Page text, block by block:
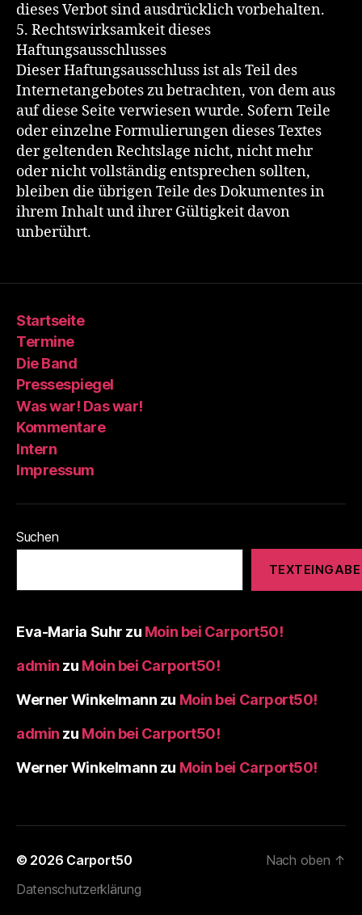
dieses Verbot sind ausdrücklich vorbehalten.
5. Rechtswirksamkeit dieses
Haftungsausschlusses
Dieser Haftungsausschluss ist als Teil des
Internetangebotes zu betrachten, von dem aus
auf diese Seite verwiesen wurde. Sofern Teile
oder einzelne Formulierungen dieses Textes
der geltenden Rechtslage nicht, nicht mehr
oder nicht vollständig entsprechen sollten,
bleiben die übrigen Teile des Dokumentes in
ihrem Inhalt und ihrer Gültigkeit davon
unberührt.
Startseite
Termine
Die Band
Pressespiegel
Was war! Das war!
Kommentare
Intern
Impressum
Suchen
TEXTEINGABE
Eva-Maria Suhr zu Moin bei Carport50!
admin zu Moin bei Carport50!
Werner Winkelmann zu Moin bei Carport50!
admin zu Moin bei Carport50!
Werner Winkelmann zu Moin bei Carport50!
© 2026 Carport50
Datenschutzerklärung
Nach oben ↑